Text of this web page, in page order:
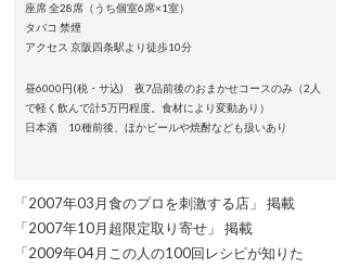
座席 全28席（うち個室6席×1室）
タバコ 禁煙
アクセス 京阪四条駅より徒歩10分
昼6000円(税・サ込) 夜7品前後のおまかせコースのみ（2人
で軽く飲んで計5万円程度。食材により変動あり）
日本酒 10種前後、ほかビールや焼酎なども扱いあり
「2007年03月食のプロを刺激する店」 掲載
「2007年10月超限定取り寄せ」 掲載
「2009年04月この人の100回レシピが知りた